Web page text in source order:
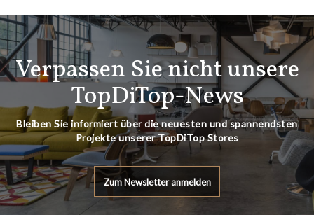
Verpassen Sie nicht unsere
TopDiTop-News
Bleiben Sie informiert über die neuesten und spannendsten
Projekte unserer TopDiTop Stores
Zum Newsletter anmelden